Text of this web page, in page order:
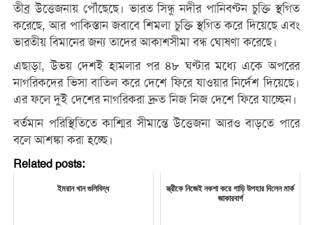
তীব্র উত্তেজনায় পৌঁছেছে। ভারত সিন্ধু নদীর পানিবণ্টন চুক্তি স্থগিত
করেছে, আর পাকিস্তান জবাবে শিমলা চুক্তি স্থগিত করে দিয়েছে এবং
ভারতীয় বিমানের জন্য তাদের আকাশসীমা বন্ধ ঘোষণা করেছে।
এছাড়া, উভয় দেশই হামলার পর ৪৮ ঘণ্টার মধ্যে একে অপরের
নাগরিকদের ভিসা বাতিল করে দেশে ফিরে যাওয়ার নির্দেশ দিয়েছে।
এর ফলে দুই দেশের নাগরিকরা দ্রুত নিজ নিজ দেশে ফিরে যাচ্ছেন।
বর্তমান পরিস্থিতিতে কাশ্মির সীমান্তে উত্তেজনা আরও বাড়তে পারে
বলে আশঙ্কা করা হচ্ছে।
Related posts:
ইমরান খান গুলিবিদ্ধ
স্ত্রীকে নিজেই নকশা করে গাড়ি উপহার দিলেন মার্ক
জাকারবার্গ